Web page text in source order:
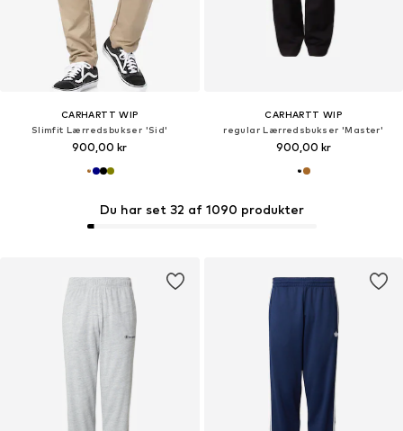
CARHARTT WIP
Slimfit Lærredsbukser 'Sid'
900,00 kr
CARHARTT WIP
regular Lærredsbukser 'Master'
900,00 kr
Du har set 32 af 1090 produkter